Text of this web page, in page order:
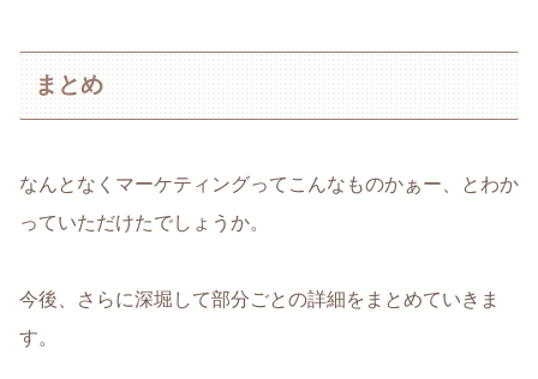
まとめ
なんとなくマーケティングってこんなものかぁー、とわか
っていただけたでしょうか。
今後、さらに深堀して部分ごとの詳細をまとめていきま
す。